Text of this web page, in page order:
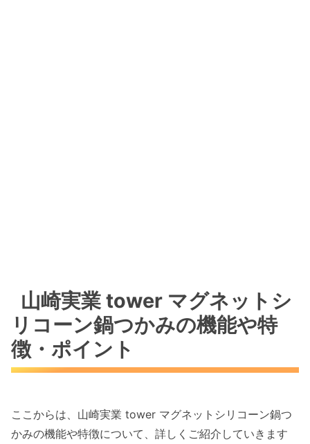
山崎実業 tower マグネットシ
リコーン鍋つかみの機能や特
徴・ポイント
ここからは、山崎実業 tower マグネットシリコーン鍋つ
かみの機能や特徴について、詳しくご紹介していきます